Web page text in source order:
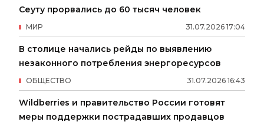
Сеуту прорвались до 60 тысяч человек
31.07.2026 17:04
МИР
В столице начались рейды по выявлению
незаконного потребления энергоресурсов
31.07.2026 16:43
ОБЩЕСТВО
Wildberries и правительство России готовят
меры поддержки пострадавших продавцов